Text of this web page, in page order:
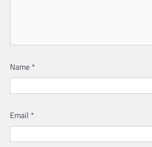
Name *
Email *